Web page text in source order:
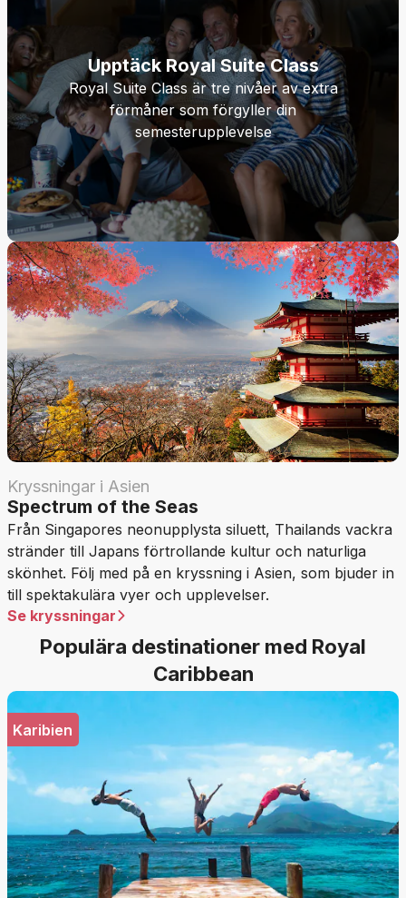
Upptäck Royal Suite Class
Royal Suite Class är tre nivåer av extra
förmåner som förgyller din
semesterupplevelse
Kryssningar i Asien
Spectrum of the Seas
Från Singapores neonupplysta siluett, Thailands vackra
stränder till Japans förtrollande kultur och naturliga
skönhet. Följ med på en kryssning i Asien, som bjuder in
till spektakulära vyer och upplevelser.
Se kryssningar
Populära destinationer med Royal
Caribbean
Karibien